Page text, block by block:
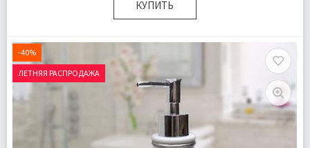
КУПИТЬ
Стаканчик для зубных щеток 1 шт
Мыльница для твердого мыла 1 шт
Доставка:
Подробнее
-40%
ЛЕТНЯЯ РАСПРОДАЖА